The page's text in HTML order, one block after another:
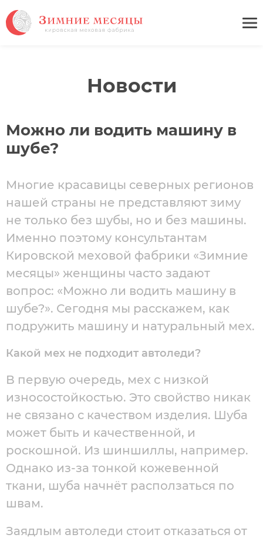
Новости
Можно ли водить машину в
шубе?
Многие красавицы северных регионов
нашей страны не представляют зиму
не только без шубы, но и без машины.
Именно поэтому консультантам
Кировской меховой фабрики «Зимние
месяцы» женщины часто задают
вопрос: «Можно ли водить машину в
шубе?». Сегодня мы расскажем, как
подружить машину и натуральный мех.
Какой мех не подходит автоледи?
В первую очередь, мех с низкой
износостойкостью. Это свойство никак
не связано с качеством изделия. Шуба
может быть и качественной, и
роскошной. Из шиншиллы, например.
Однако из-за тонкой кожевенной
ткани, шуба начнёт расползаться по
швам.
Заядлым автоледи стоит отказаться от